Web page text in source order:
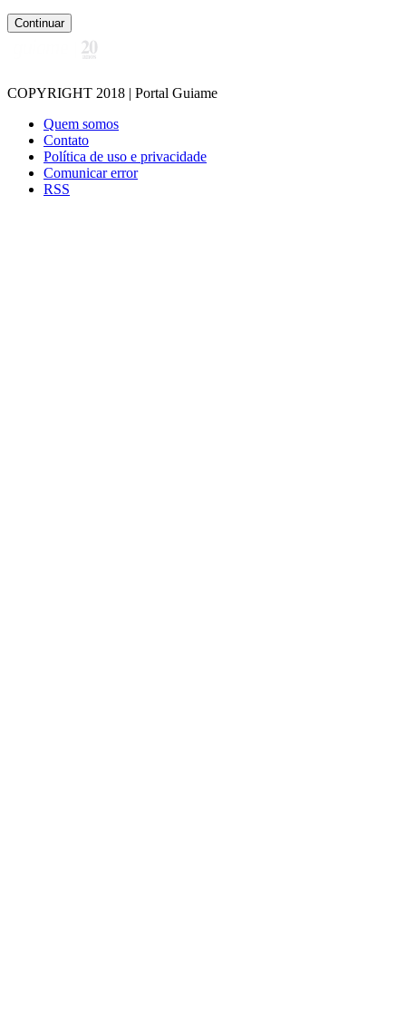
Continuar
COPYRIGHT 2018 | Portal Guiame
Quem somos
Contato
Política de uso e privacidade
Comunicar error
RSS